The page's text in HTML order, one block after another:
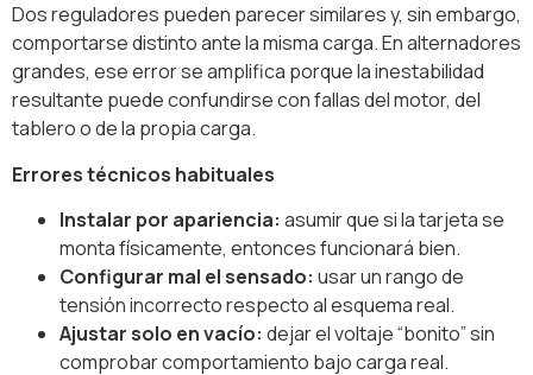
Dos reguladores pueden parecer similares y, sin embargo,
comportarse distinto ante la misma carga. En alternadores
grandes, ese error se amplifica porque la inestabilidad
resultante puede confundirse con fallas del motor, del
tablero o de la propia carga.
Errores técnicos habituales
Instalar por apariencia: asumir que si la tarjeta se
monta físicamente, entonces funcionará bien.
Configurar mal el sensado: usar un rango de
tensión incorrecto respecto al esquema real.
Ajustar solo en vacío: dejar el voltaje “bonito” sin
comprobar comportamiento bajo carga real.